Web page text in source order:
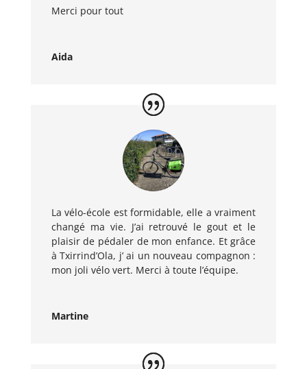
Merci pour tout
Aida
La vélo-école est formidable, elle a vraiment
changé ma vie. J’ai retrouvé le gout et le
plaisir de pédaler de mon enfance. Et grâce
à Txirrind’Ola, j’ ai un nouveau compagnon :
mon joli vélo vert. Merci à toute l’équipe.
Martine